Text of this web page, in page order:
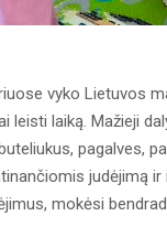
vyko Lietuvos
leisti laiką. Mažieji
pagalves,
judėjimą ir
mokėsi